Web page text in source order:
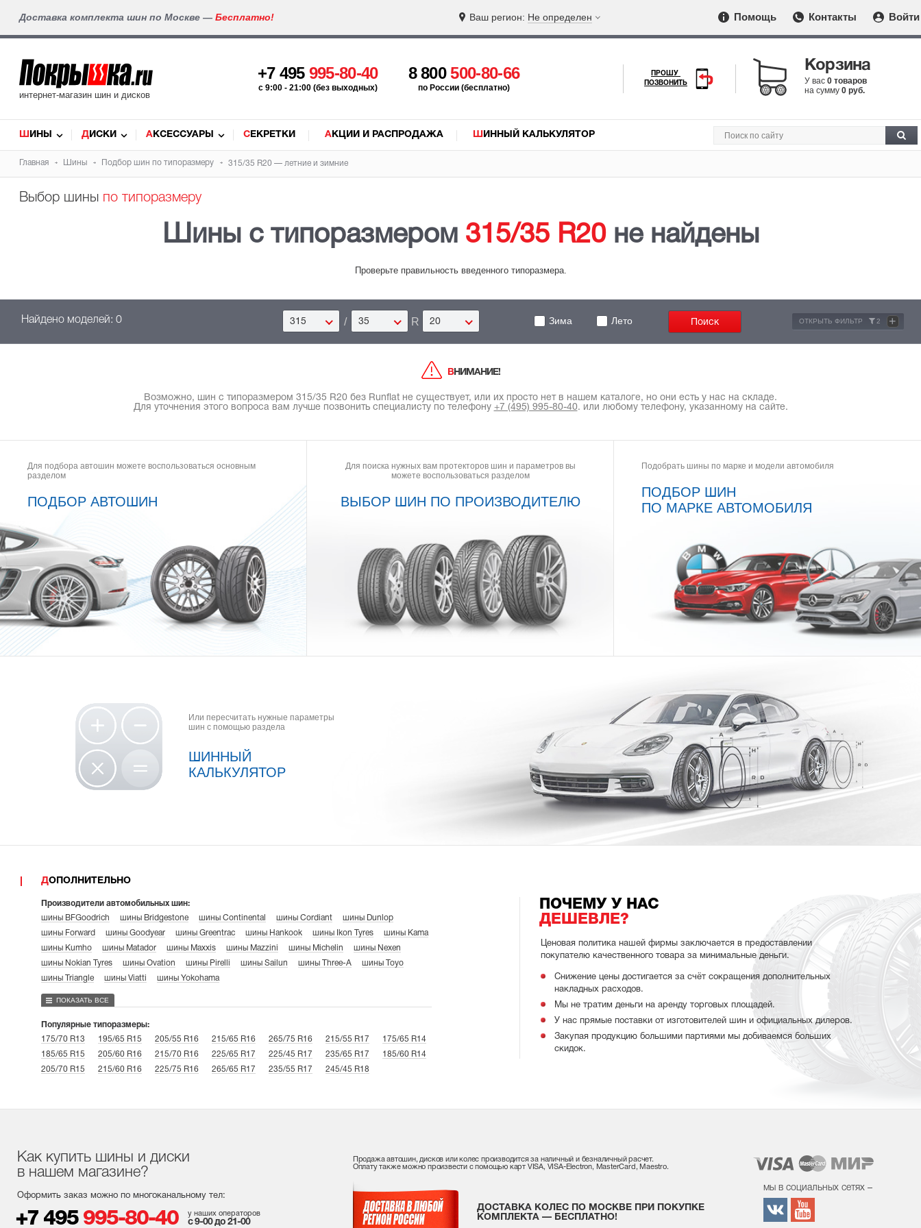
Доставка комплекта шин по Москве — Бесплатно! Ваш регион: Не определен Помощь Контакты Войти
интернет-магазин шин и дисков
+7 495 995-80-40
c 9:00 - 21:00 (без выходных)
8 800500-80-66
по России (бесплатно)
ПРОШУ
ПОЗВОНИТЬ
Корзина
У вас 0 товаров
на сумму 0 руб.
ШИНЫ ДИСКИ АКСЕССУАРЫ СЕКРЕТКИ АКЦИИ И РАСПРОДАЖА ШИННЫЙ КАЛЬКУЛЯТОР
Главная Шины Подбор шин по типоразмеру 315/35 R20 — летние и зимние
Выбор шины по типоразмеру
Шины с типоразмером 315/35 R20не найдены
Проверьте правильность введенного типоразмера.
Найдено моделей: 0 315 / 35 R 20 Зима Лето ОТКРЫТЬ ФИЛЬТР 2 +
ВНИМАНИЕ!
Возможно, шин с типоразмером 315/35 R20 без Runflat не существует, или их просто нет в нашем каталоге, но они есть у нас на складе.
Для уточнения этого вопроса вам лучше позвонить специалисту по телефону +7 (495) 995-80-40. или любому телефону, указанному на сайте.
Для подбора автошин можете воспользоваться основным
разделом
ПОДБОР АВТОШИН
Для поиска нужных вам протекторов шин и параметров вы
можете воспользоваться разделом
ВЫБОР ШИН ПО ПРОИЗВОДИТЕЛЮ
Подобрать шины по марке и модели автомобиля
ПОДБОР ШИН
ПО МАРКЕ АВТОМОБИЛЯ
Или пересчитать нужные параметры
шин с помощью раздела
ШИННЫЙ
КАЛЬКУЛЯТОР
ДОПОЛНИТЕЛЬНО
Производители автомобильных шин:
шины BFGoodrich
шины Bridgestone шины Continental шины Cordiant
шины Dunlop
шины Forward
шины Goodyear шины Greentrac шины Hankook шины Ikon Tyres
шины Kama
шины Kumho
шины Matador шины Maxxis шины Mazzini шины Michelin
шины Nexen
шины Nokian Tyres
шины Ovation шины Pirelli шины Sailun шины Three-A
шины Toyo
шины Triangle
шины Viatti шины Yokohama
ПОКАЗАТЬ ВСЕ
Популярные типоразмеры:
175/70 R13
195/65 R15 205/55 R16 215/65 R16 265/75 R16 215/55 R17
175/65 R14
185/65 R15
205/60 R16 215/70 R16 225/65 R17 225/45 R17 235/65 R17
185/60 R14
205/70 R15
215/60 R16 225/75 R16 265/65 R17 235/55 R17 245/45 R18
ПОЧЕМУ У НАС
ДЕШЕВЛЕ?
Ценовая политика нашей фирмы заключается в предоставлении
покупателю качественного товара за минимальные деньги.
Снижение цены достигается за счёт сокращения дополнительных
накладных расходов.
Мы не тратим деньги на аренду торговых площадей.
У нас прямые поставки от изготовителей шин и официальных дилеров.
Закупая продукцию большими партиями мы добиваемся больших
скидок.
Как купить шины и диски
в нашем магазине?
Оформить заказ можно по многоканальному тел:
+7 495 995-80-40 у наших операторов
с 9-00 до 21-00
Продажа автошин, дисков или колес производится за наличный и безналичный расчет.
Оплату также можно произвести с помощью карт VISA, VISA-Electron, MasterCard, Maestro.
ДОСТАВКА КОЛЕС ПО МОСКВЕ ПРИ ПОКУПКЕ
КОМПЛЕКТА — БЕСПЛАТНО!
мы в социальных сетях –